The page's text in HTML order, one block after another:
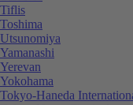
Tiflis
Toshima
Utsunomiya
Yamanashi
Yerevan
Yokohama
Tokyo-Haneda